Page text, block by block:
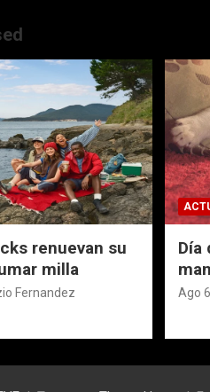
renuevan su
milla
Fernandez
Día
Ago